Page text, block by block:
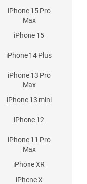
iPhone 15 Pro
Max
iPhone 15
iPhone 14 Plus
iPhone 13 Pro
Max
iPhone 13 mini
iPhone 12
iPhone 11 Pro
Max
iPhone XR
iPhone X